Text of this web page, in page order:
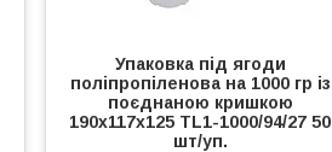
Упаковка під ягоди
поліпропіленова на 1000 гр із
поєднаною кришкою
190х117х125 TL1-1000/94/27 50
шт/уп.